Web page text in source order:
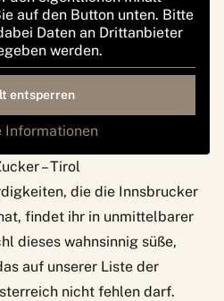
auf den Button unten. Bitte
Daten an Drittanbieter
werden.
entsperren
Informationen
– Tirol
die die Innsbrucker
findet ihr in unmittelbarer
dieses wahnsinnig süße,
auf unserer Liste der
nicht fehlen darf.